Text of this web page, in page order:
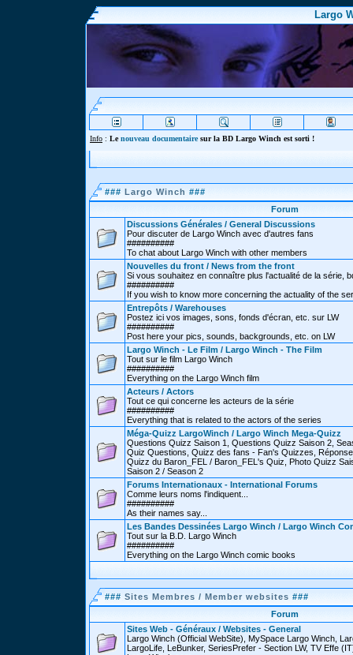
Largo
Info : Lenouveau documentairesur la BD Largo Winch est sorti !
### Largo Winch ###
Forum
Discussions Générales / General Discussions
Pour discuter de Largo Winch avec d'autres fans
##########
To chat about Largo Winch with other members
Nouvelles du front / News from the front
Si vous souhaitez en connaître plus l'actualité de la série,
##########
If you wish to know more concerning the actuality of the
Entrepôts / Warehouses
Postez ici vos images, sons, fonds d'écran, etc. sur LW
##########
Post here your pics, sounds, backgrounds, etc. on LW
Largo Winch - Le Film / Largo Winch - The Film
Tout sur le film Largo Winch
##########
Everything on the Largo Winch film
Acteurs / Actors
Tout ce qui concerne les acteurs de la série
##########
Everything that is related to the actors of the series
Méga-Quizz LargoWinch / Largo Winch Mega-Quizz
Questions Quizz Saison 1, Questions Quizz Saison 2,
Quiz Questions, Quizz des fans - Fan's Quizzes,
Quizz du Baron_FEL / Baron_FEL's Quiz, Photo Quizz
Saison 2 / Season 2
Forums Internationaux - International Forums
Comme leurs noms l'indiquent...
##########
As their names say...
Les Bandes Dessinées Largo Winch / Largo Winch
Tout sur la B.D. Largo Winch
##########
Everything on the Largo Winch comic books
### Sites Membres / Member websites ###
Forum
Sites Web - Généraux / Websites - General
Largo Winch (Official WebSite), MySpace Largo Winch,
LargoLife, LeBunker, SeriesPrefer - Section LW, TV Effe